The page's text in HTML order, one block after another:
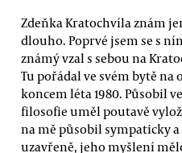
Zdeňka Kratochvíla znám
dlouho. Poprvé jsem se s
známý vzal s sebou na
Tu pořádal ve svém bytě
koncem léta 1980. Působil
filosofie uměl poutavě
na mě působil sympaticky
uzavřeně, jeho myšlení